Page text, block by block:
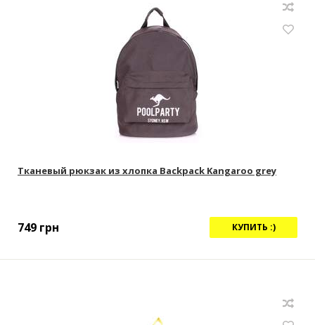
Тканевый рюкзак из хлопка Backpack Kangaroo grey
749 грн КУПИТЬ :)